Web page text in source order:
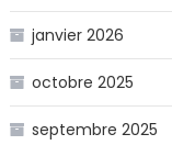
janvier 2026
octobre 2025
septembre 2025